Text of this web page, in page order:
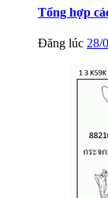
Tổng hợp
Đăng lúc 28/